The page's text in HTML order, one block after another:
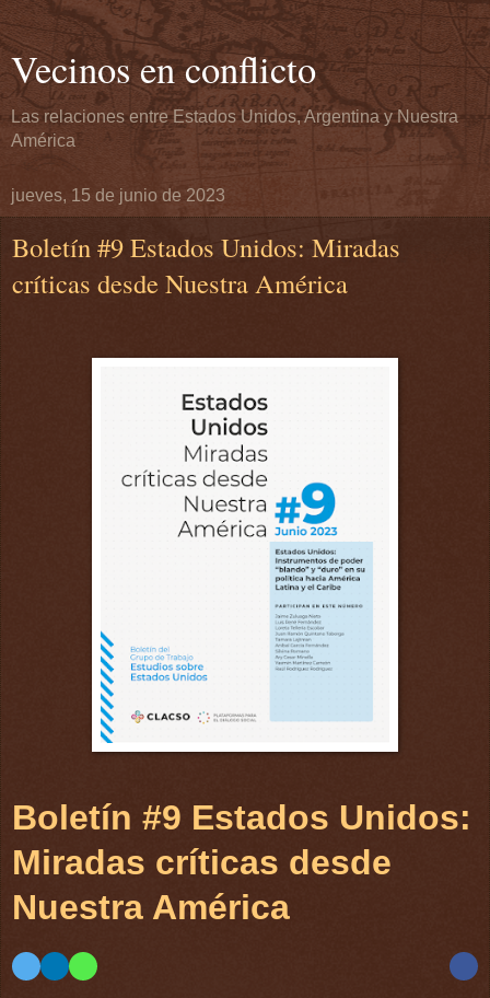
Vecinos en conflicto
Las relaciones entre Estados Unidos, Argentina y Nuestra
América
jueves, 15 de junio de 2023
Boletín #9 Estados Unidos: Miradas
críticas desde Nuestra América
Boletín #9 Estados Unidos:
Miradas críticas desde
Nuestra América